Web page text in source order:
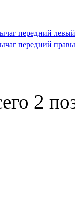
передний
передний
2